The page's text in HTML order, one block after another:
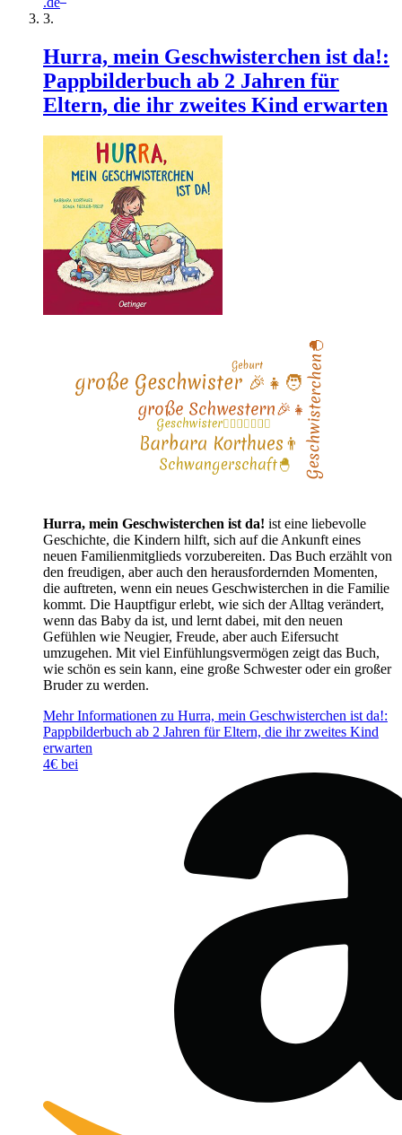
Hurra, mein Geschwisterchen ist da!:
Pappbilderbuch ab 2 Jahren für
Eltern, die ihr zweites Kind erwarten
Hurra, mein Geschwisterchen ist da! ist eine liebevolle
Geschichte, die Kindern hilft, sich auf die Ankunft eines
neuen Familienmitglieds vorzubereiten. Das Buch erzählt von
den freudigen, aber auch den herausfordernden Momenten,
die auftreten, wenn ein neues Geschwisterchen in die Familie
kommt. Die Hauptfigur erlebt, wie sich der Alltag verändert,
wenn das Baby da ist, und lernt dabei, mit den neuen
Gefühlen wie Neugier, Freude, aber auch Eifersucht
umzugehen. Mit viel Einfühlungsvermögen zeigt das Buch,
wie schön es sein kann, eine große Schwester oder ein großer
Bruder zu werden.
Mehr Informationen zu Hurra, mein Geschwisterchen ist da!:
Pappbilderbuch ab 2 Jahren für Eltern, die ihr zweites Kind
erwarten
4€ bei